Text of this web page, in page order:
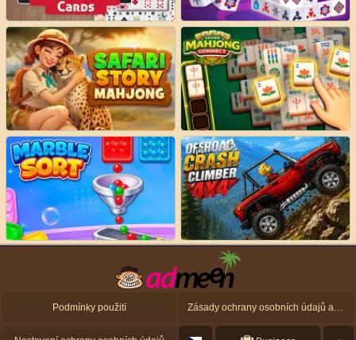
Podmínky použití Zásady ochrany osobních údajů a zásady použití souborů cookie